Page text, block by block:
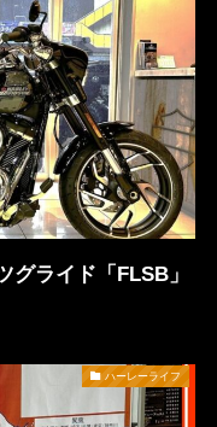
グライド「FLSB」
ハーレーライフ